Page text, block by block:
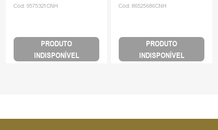
Cód: 9575321CNH
PRODUTO
INDISPONÍVEL
Cód: 86525686CNH
PRODUTO
INDISPONÍVEL